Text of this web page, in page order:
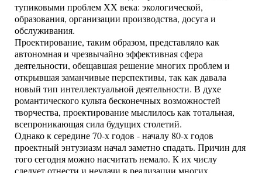
тупиковыми проблем ХХ века: экологической,
образования, организации производства, досуга и
обслуживания.
Проектирование, таким образом, представляло как
автономная и чрезвычайно эффективная сфера
деятельности, обещавшая решение многих проблем и
открывшая заманчивые перспективы, так как давала
новый тип интеллектуальной деятельности. В духе
романтического культа бесконечных возможностей
творчества, проектирование мыслилось как тотальная,
всепроникающая сила будущих столетий.
Однако к середине 70-х годов - началу 80-х годов
проектный энтузиазм начал заметно спадать. Причин для
того сегодня можно насчитать немало. К их числу